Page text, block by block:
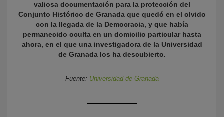
valiosa documentación para la protección del
Conjunto Histórico de Granada que quedó en el olvido
con la llegada de la Democracia, y que había
permanecido oculta en un domicilio particular hasta
ahora, en el que una investigadora de la Universidad
de Granada los ha descubierto.
Fuente: Universidad de Granada